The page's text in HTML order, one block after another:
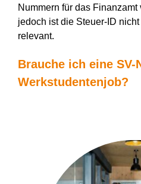
Nummern für das
jedoch ist die Steuer-ID
relevant.
Brauche ich eine
Werkstudentenjob?